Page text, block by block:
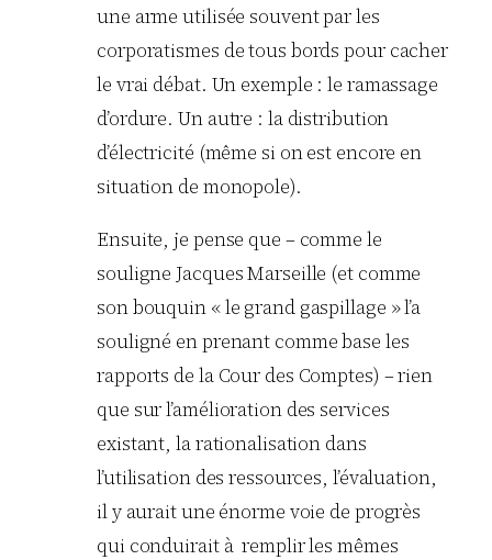
une arme utilisée souvent par les
corporatismes de tous bords pour cacher
le vrai débat. Un exemple : le ramassage
d’ordure. Un autre : la distribution
d’électricité (même si on est encore en
situation de monopole).
Ensuite, je pense que – comme le
souligne Jacques Marseille (et comme
son bouquin « le grand gaspillage » l’a
souligné en prenant comme base les
rapports de la Cour des Comptes) – rien
que sur l’amélioration des services
existant, la rationalisation dans
l’utilisation des ressources, l’évaluation,
il y aurait une énorme voie de progrès
qui conduirait à remplir les mêmes